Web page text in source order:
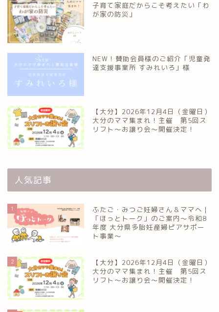
子育て家庭だからこそ考えたい「わ
が家の防災」
NEW！賛助会員様のご紹介「児童発
達支援事業所 すみれいろ」様
【大分】2026年12月4日（金曜日）
大分のママ集まれ！主催 第5回ス
リフト〜お譲り会〜開催決定！
人気記事
1
ふたご・みつご妊婦さん＆ママへ｜
「ほっとトーク」のご案内～令和8
年度 大分県多胎妊産婦ピアサポー
ト事業～
2
【大分】2026年12月4日（金曜日）
大分のママ集まれ！主催 第5回ス
リフト〜お譲り会〜開催決定！